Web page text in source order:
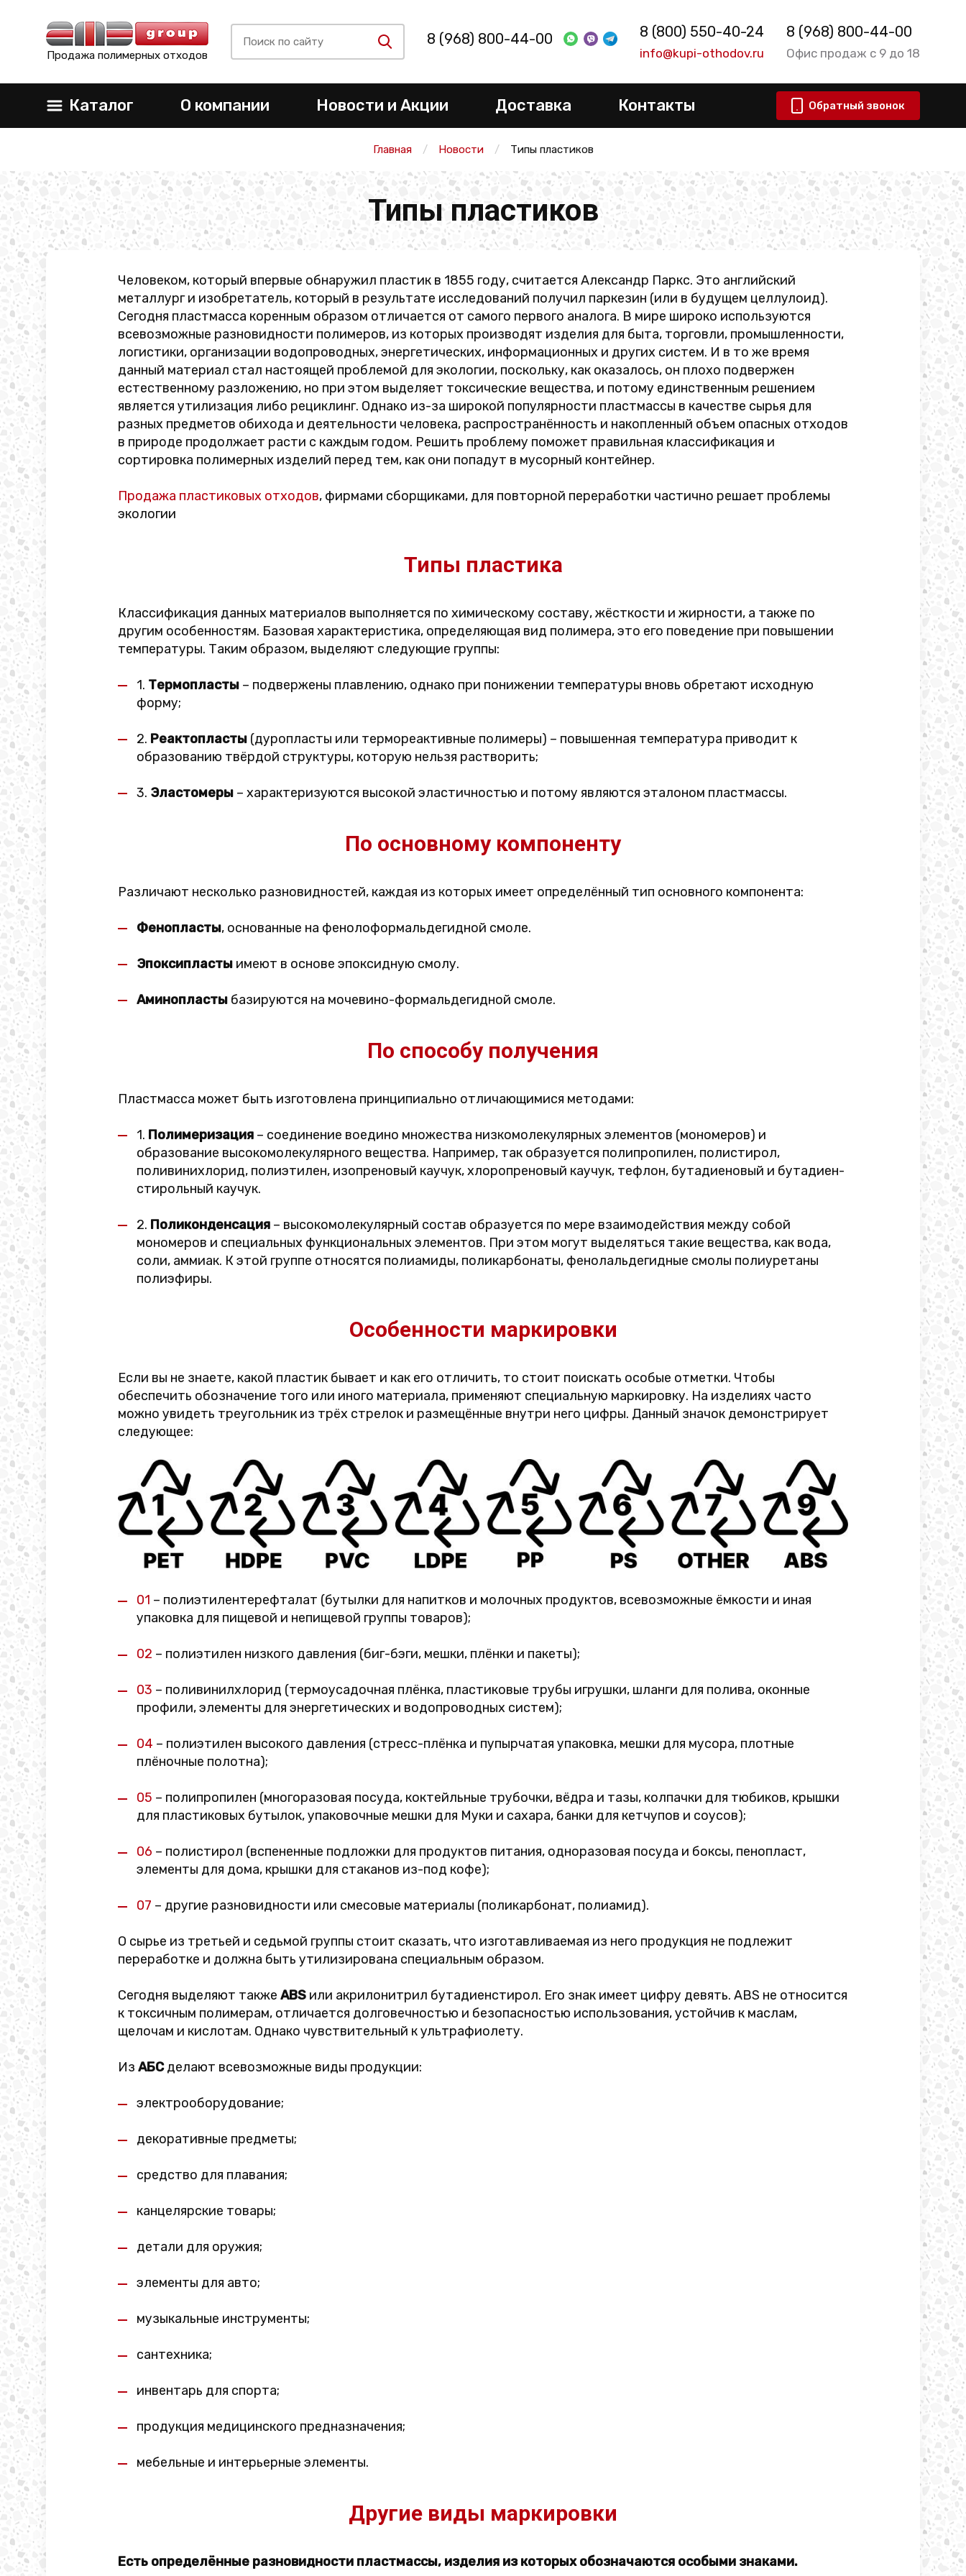
Продажа полимерных отходов
8 (968) 800-44-00 8 (800) 550-40-24
info@kupi-othodov.ru
8 (968) 800-44-00
Офис продаж с 9 до 18
Каталог О компании Новости и Акции Доставка Контакты Обратный звонок
Главная Новости Типы пластиков
Типы пластиков
Человеком, который впервые обнаружил пластик в 1855 году, считается Александр Паркс. Это английский
металлург и изобретатель, который в результате исследований получил паркезин (или в будущем целлулоид).
Сегодня пластмасса коренным образом отличается от самого первого аналога. В мире широко используются
всевозможные разновидности полимеров, из которых производят изделия для быта, торговли, промышленности,
логистики, организации водопроводных, энергетических, информационных и других систем. И в то же время
данный материал стал настоящей проблемой для экологии, поскольку, как оказалось, он плохо подвержен
естественному разложению, но при этом выделяет токсические вещества, и потому единственным решением
является утилизация либо рециклинг. Однако из-за широкой популярности пластмассы в качестве сырья для
разных предметов обихода и деятельности человека, распространённость и накопленный объем опасных отходов
в природе продолжает расти с каждым годом. Решить проблему поможет правильная классификация и
сортировка полимерных изделий перед тем, как они попадут в мусорный контейнер.
Продажа пластиковых отходов, фирмами сборщиками, для повторной переработки частично решает проблемы
экологии
Типы пластика
Классификация данных материалов выполняется по химическому составу, жёсткости и жирности, а также по
другим особенностям. Базовая характеристика, определяющая вид полимера, это его поведение при повышении
температуры. Таким образом, выделяют следующие группы:
1. Термопласты – подвержены плавлению, однако при понижении температуры вновь обретают исходную
форму;
2. Реактопласты (дуропласты или термореактивные полимеры) – повышенная температура приводит к
образованию твёрдой структуры, которую нельзя растворить;
3. Эластомеры – характеризуются высокой эластичностью и потому являются эталоном пластмассы.
По основному компоненту
Различают несколько разновидностей, каждая из которых имеет определённый тип основного компонента:
Фенопласты, основанные на фенолоформальдегидной смоле.
Эпоксипласты имеют в основе эпоксидную смолу.
Аминопласты базируются на мочевино-формальдегидной смоле.
По способу получения
Пластмасса может быть изготовлена принципиально отличающимися методами:
1. Полимеризация – соединение воедино множества низкомолекулярных элементов (мономеров) и
образование высокомолекулярного вещества. Например, так образуется полипропилен, полистирол,
поливинихлорид, полиэтилен, изопреновый каучук, хлоропреновый каучук, тефлон, бутадиеновый и бутадиен-
стирольный каучук.
2. Поликонденсация – высокомолекулярный состав образуется по мере взаимодействия между собой
мономеров и специальных функциональных элементов. При этом могут выделяться такие вещества, как вода,
соли, аммиак. К этой группе относятся полиамиды, поликарбонаты, фенолальдегидные смолы полиуретаны
полиэфиры.
Особенности маркировки
Если вы не знаете, какой пластик бывает и как его отличить, то стоит поискать особые отметки. Чтобы
обеспечить обозначение того или иного материала, применяют специальную маркировку. На изделиях часто
можно увидеть треугольник из трёх стрелок и размещённые внутри него цифры. Данный значок демонстрирует
следующее:
01 – полиэтилентерефталат (бутылки для напитков и молочных продуктов, всевозможные ёмкости и иная
упаковка для пищевой и непищевой группы товаров);
02 – полиэтилен низкого давления (биг-бэги, мешки, плёнки и пакеты);
03 – поливинилхлорид (термоусадочная плёнка, пластиковые трубы игрушки, шланги для полива, оконные
профили, элементы для энергетических и водопроводных систем);
04 – полиэтилен высокого давления (стресс-плёнка и пупырчатая упаковка, мешки для мусора, плотные
плёночные полотна);
05 – полипропилен (многоразовая посуда, коктейльные трубочки, вёдра и тазы, колпачки для тюбиков, крышки
для пластиковых бутылок, упаковочные мешки для Муки и сахара, банки для кетчупов и соусов);
06 – полистирол (вспененные подложки для продуктов питания, одноразовая посуда и боксы, пенопласт,
элементы для дома, крышки для стаканов из-под кофе);
07 – другие разновидности или смесовые материалы (поликарбонат, полиамид).
О сырье из третьей и седьмой группы стоит сказать, что изготавливаемая из него продукция не подлежит
переработке и должна быть утилизирована специальным образом.
Сегодня выделяют также ABS или акрилонитрил бутадиенстирол. Его знак имеет цифру девять. ABS не относится
к токсичным полимерам, отличается долговечностью и безопасностью использования, устойчив к маслам,
щелочам и кислотам. Однако чувствительный к ультрафиолету.
Из АБСделают всевозможные виды продукции:
электрооборудование;
декоративные предметы;
средство для плавания;
канцелярские товары;
детали для оружия;
элементы для авто;
музыкальные инструменты;
сантехника;
инвентарь для спорта;
продукция медицинского предназначения;
мебельные и интерьерные элементы.
Другие виды маркировки
Есть определённые разновидности пластмассы, изделия из которых обозначаются особыми знаками.